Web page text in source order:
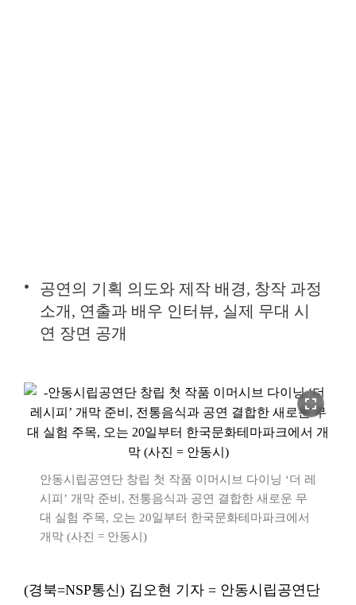
공연의 기획 의도와 제작 배경, 창작 과정
소개, 연출과 배우 인터뷰, 실제 무대 시
연 장면 공개
fullscreen
안동시립공연단 창립 첫 작품 이머시브 다이닝 ‘더 레
시피’ 개막 준비, 전통음식과 공연 결합한 새로운 무
대 실험 주목, 오는 20일부터 한국문화테마파크에서
개막 (사진 = 안동시)
(경북=NSP통신) 김오현 기자 = 안동시립공연단